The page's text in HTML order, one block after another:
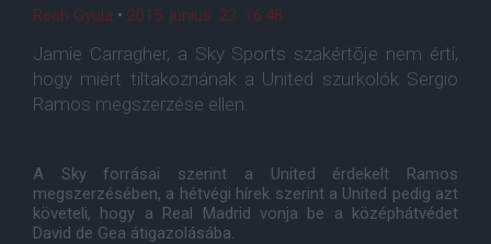
Rech Gyula • 2015. június. 23. 16:48
Jamie Carragher, a Sky Sports szakértõje nem érti,
hogy miért tiltakoznának a United szurkolók Sergio
Ramos megszerzése ellen.
A Sky forrásai szerint a United érdekelt Ramos
megszerzésében, a hétvégi hírek szerint a United pedig azt
követeli, hogy a Real Madrid vonja be a középhátvédet
David de Gea átigazolásába.